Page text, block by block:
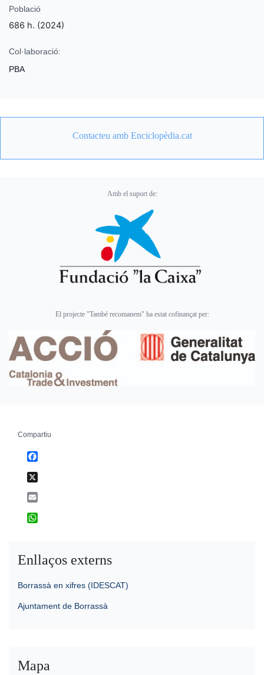
Població
686 h. (2024)
Col·laboració:
PBA
Contacteu amb Enciclopèdia.cat
Amb el suport de:
El projecte "També recomanem" ha estat cofinançat per:
Compartiu
Enllaços externs
Borrassà en xifres (IDESCAT)
Ajuntament de Borrassà
Mapa